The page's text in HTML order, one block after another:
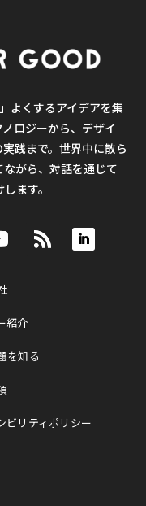
よくするアイデアを集
ロジーから、デザイ
践まで。世界中に散ら
がら、対話を通じて
ます。
紹介
を知る
ビリティポリシー